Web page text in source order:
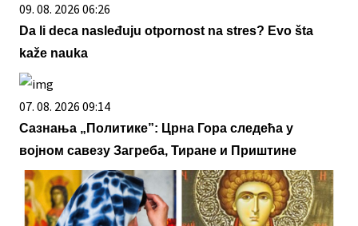
09. 08. 2026 06:26
Da li deca nasleđuju otpornost na stres? Evo šta
kaže nauka
07. 08. 2026 09:14
Сазнања „Политике”: Црна Гора следећа у
војном савезу Загреба, Тиране и Приштине